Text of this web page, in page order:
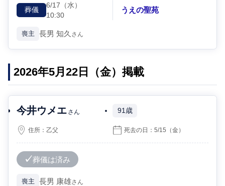
葬儀
6/17 （水）
10:30
うえの聖苑
喪主 長男 知久 さん
2026年5月22日（金）掲載
今井ウメエ さん 91歳
住所：乙父 死去の日：5/15 （金）
葬儀は済み
喪主 長男 康雄さん